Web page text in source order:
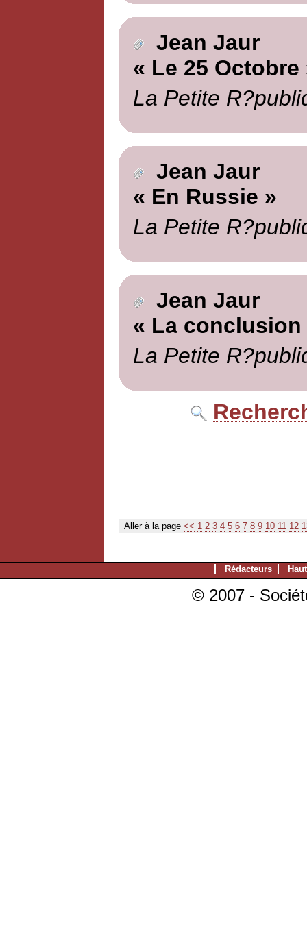
Jean Jaur
« Le 25 Octobre
La Petite
Jean Jaur
« En Russie »
La Petite
Jean Jaur
« La conclusion
La Petite
Aller à la page << 1 2 3 4 5 6 7 8 9 10 11 12
Rédacteurs
© 2007 -